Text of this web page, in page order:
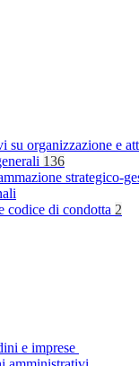
su organizzazione e
136
strategico-
codice di condotta 2
e imprese